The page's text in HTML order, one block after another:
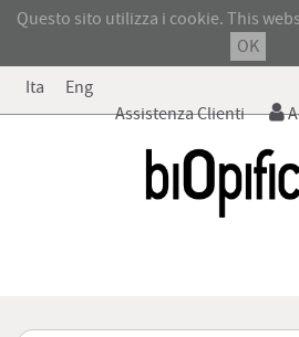
Questo sito utilizza i cookie. This
OK
Ita
Eng
Assistenza Clienti